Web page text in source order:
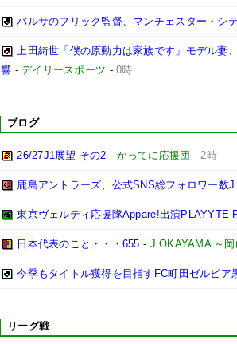
バルサのフリック監督、マンチェスター・シ
上田綺世「僕の原動力は家族です」モデル妻
響 -デイリースポーツ -0時
ブログ
26/27J1展望 その2 - かってに応援団 -2時
鹿島アントラーズ、公式SNS総フォロワー数
東京ヴェルディ応援隊Appare!出演PLAYYTE
日本代表のこと・・・655 - J OKAYAMA ～
今季もタイトル獲得を目指すFC町田ゼルビア
リーグ戦